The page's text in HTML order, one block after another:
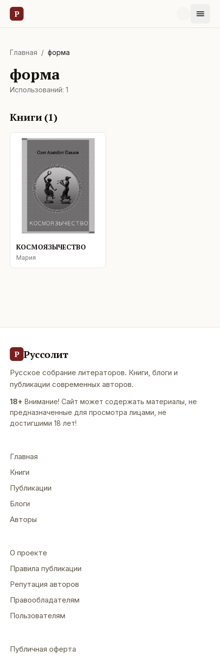
Р
Главная / форма
форма
Использований: 1
Книги (1)
КОСМОЯЗЫЧЕСТВО
Мария
Р Руссолит
Русское собрание литераторов. Книги, блоги и
публикации современных авторов.
18+ Внимание! Сайт может содержать материалы, не
предназначенные для просмотра лицами, не
достигшими 18 лет!
Главная
Книги
Публикации
Блоги
Авторы
О проекте
Правила публикации
Репутация авторов
Правообладателям
Пользователям
Публичная оферта